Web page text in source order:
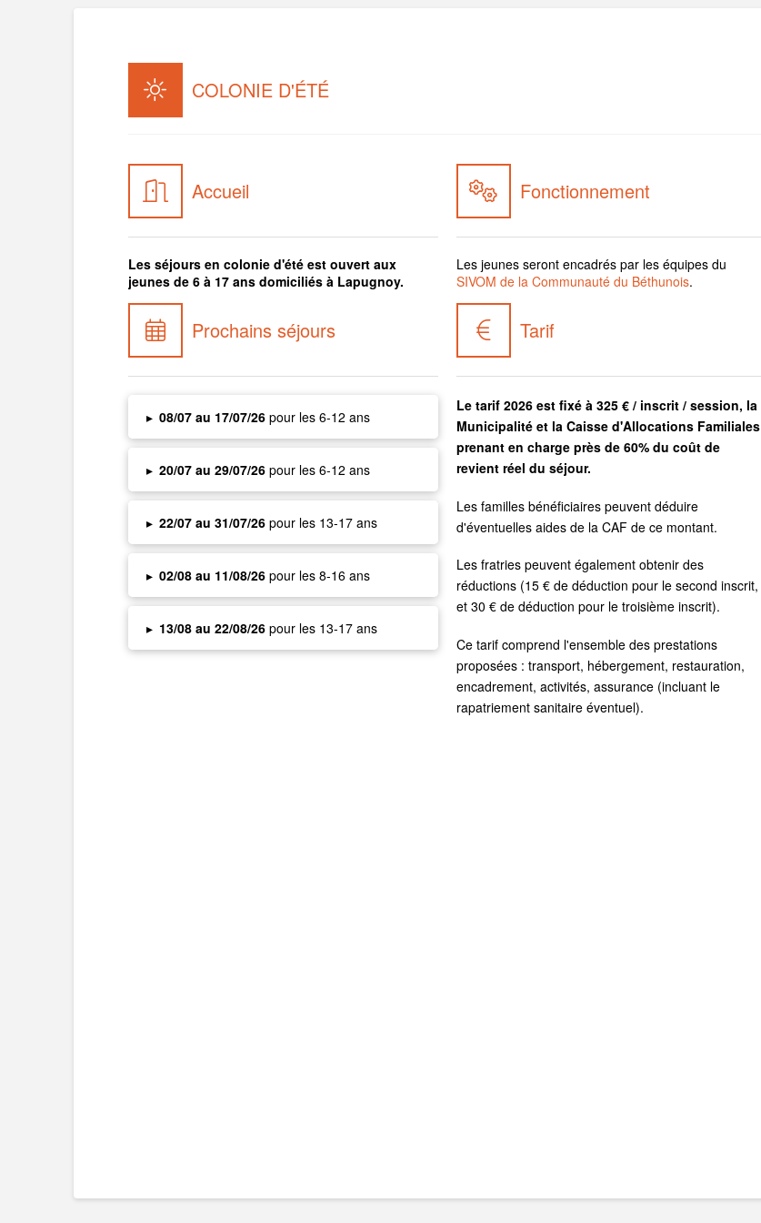
COLONIE D'ÉTÉ
Accueil
Les séjours en colonie d'été est ouvert aux
jeunes de 6 à 17 ans domiciliés à Lapugnoy.
Prochains séjours
▸ 08/07 au 17/07/26pour les 6-12 ans
▸ 20/07 au 29/07/26pour les 6-12 ans
▸ 22/07 au 31/07/26pour les 13-17 ans
▸ 02/08 au 11/08/26pour les 8-16 ans
▸ 13/08 au 22/08/26pour les 13-17 ans
Fonctionnement
Les jeunes seront encadrés par les équipes du
SIVOM de la Communauté du Béthunois.
Tarif
Le tarif 2026 est fixé à 325 € / inscrit / session, la
Municipalité et la Caisse d'Allocations Familiales
prenant en charge près de 60% du coût de
revient réel du séjour.
Les familles bénéficiaires peuvent déduire
d'éventuelles aides de la CAF de ce montant.
Les fratries peuvent également obtenir des
réductions (15 € de déduction pour le second inscrit,
et 30 € de déduction pour le troisième inscrit).
Ce tarif comprend l'ensemble des prestations
proposées : transport, hébergement, restauration,
encadrement, activités, assurance (incluant le
rapatriement sanitaire éventuel).